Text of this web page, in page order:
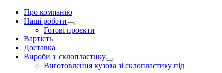
Про компанію
Наші роботи
Готові проєкти
Вартість
Доставка
Вироби зі склопластику
Виготовлення кузова зі склопластику під